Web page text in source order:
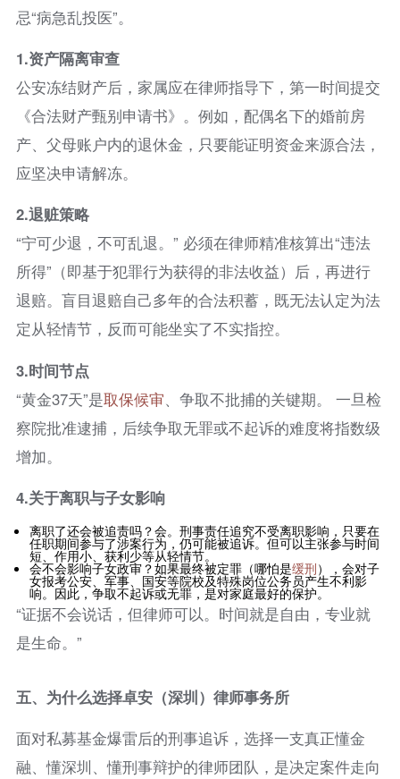
忌“病急乱投医”。
1.资产隔离审查
公安冻结财产后，家属应在律师指导下，第一时间提交
《合法财产甄别申请书》。例如，配偶名下的婚前房
产、父母账户内的退休金，只要能证明资金来源合法，
应坚决申请解冻。
2.退赃策略
“宁可少退，不可乱退。” 必须在律师精准核算出“违法
所得”（即基于犯罪行为获得的非法收益）后，再进行
退赔。盲目退赔自己多年的合法积蓄，既无法认定为法
定从轻情节，反而可能坐实了不实指控。
3.时间节点
“黄金37天”是取保候审 、争取不批捕的关键期。 一旦检
察院批准逮捕，后续争取无罪或不起诉的难度将指数级
增加。
4.关于离职与子女影响
离职了还会被追责吗？会。刑事责任追究不受离职影响，只要在
任职期间参与了涉案行为，仍可能被追诉。但可以主张参与时间
短、作用小、获利少等从轻情节。
会不会影响子女政审？如果最终被定罪（哪怕是缓刑），会对子
女报考公安、军事、国安等院校及特殊岗位公务员产生不利影
响。因此，争取不起诉或无罪，是对家庭最好的保护。
“证据不会说话，但律师可以。时间就是自由，专业就
是生命。”
五、为什么选择卓安（深圳）律师事务所
面对私募基金爆雷后的刑事追诉，选择一支真正懂金
融、懂深圳、懂刑事辩护的律师团队，是决定案件走向